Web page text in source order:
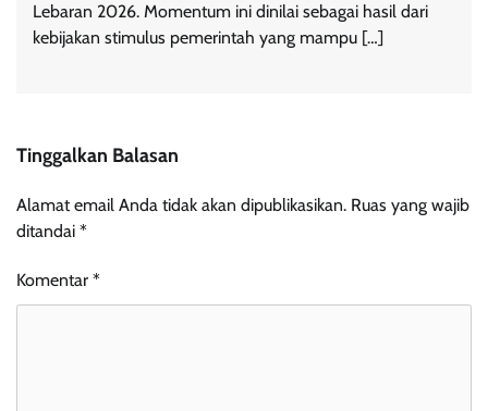
Lebaran 2026. Momentum ini dinilai sebagai hasil dari
kebijakan stimulus pemerintah yang mampu […]
Tinggalkan Balasan
Alamat email Anda tidak akan dipublikasikan. Ruas yang wajib
ditandai *
Komentar *